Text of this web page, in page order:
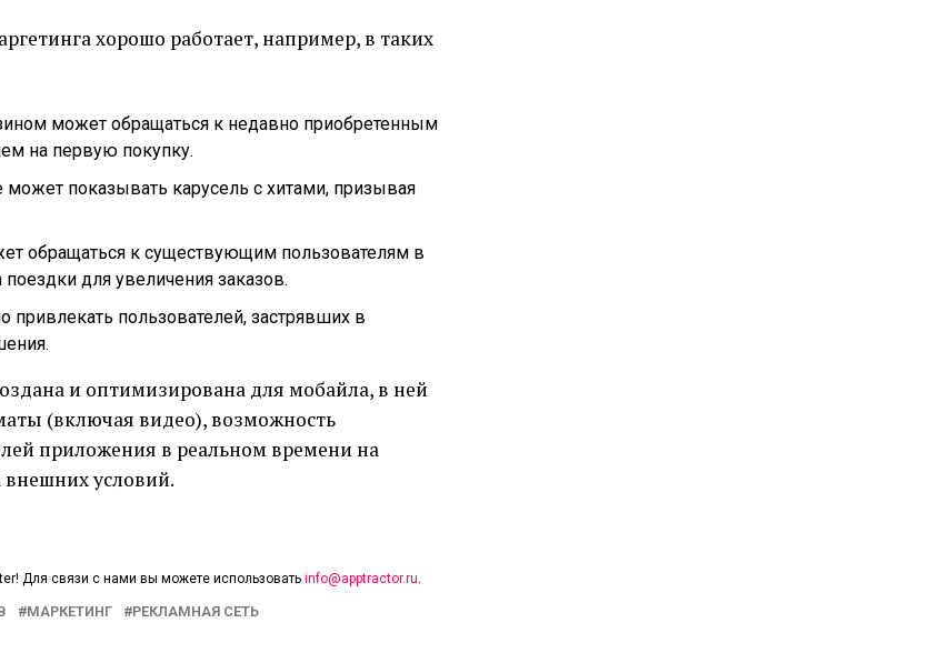
хорошо работает, например, в таких
может обращаться к недавно приобретенным
на первую покупку.
показывать карусель с хитами, призывая
обращаться к существующим пользователям в
для увеличения заказов.
пользователей, застрявших в
и оптимизирована для мобайла, в ней
(включая видео), возможность
приложения в реальном времени на
условий.
Для связи с нами вы можете использовать info@apptractor.ru.
МАРКЕТИНГ РЕКЛАМНАЯ СЕТЬ